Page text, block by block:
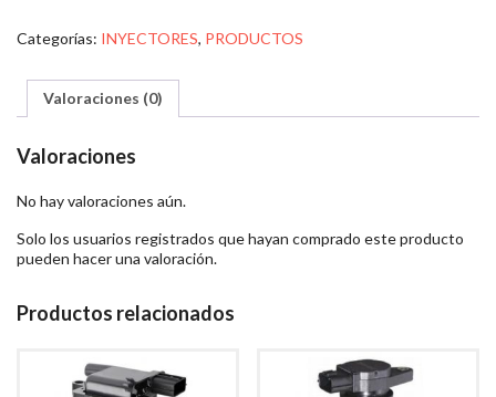
Categorías: INYECTORES, PRODUCTOS
Valoraciones (0)
Valoraciones
No hay valoraciones aún.
Solo los usuarios registrados que hayan comprado este producto
pueden hacer una valoración.
Productos relacionados